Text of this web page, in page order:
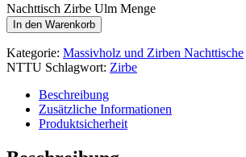
Nachttisch Zirbe Ulm Menge
In den Warenkorb
Kategorie: Massivholz und Zirben Nachttische
NTTU Schlagwort: Zirbe
Beschreibung
Zusätzliche Informationen
Produktsicherheit